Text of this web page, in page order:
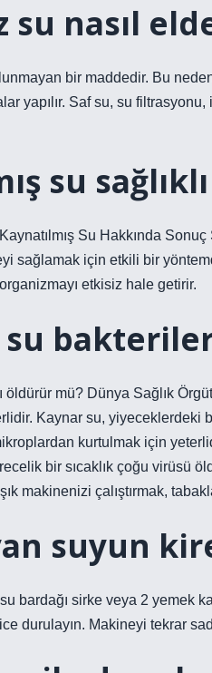
su nasıl
bir maddedir. Bu
yapılır. Saf su, su
su
Su Hakkında
sağlamak için etkili bir
etkisiz hale getirir.
su
öldürür mü? Dünya Sağlık
Kaynar su, yiyeceklerdeki
kurtulmak için
bir sıcaklık çoğu virüsü
makinenizi çalıştırmak,
suyun
bardağı sirke veya 2 yemek
durulayın. Makineyi tekrar